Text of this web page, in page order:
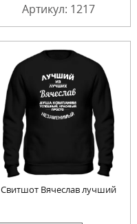
Артикул: 1217
Свитшот Вячеслав лучший